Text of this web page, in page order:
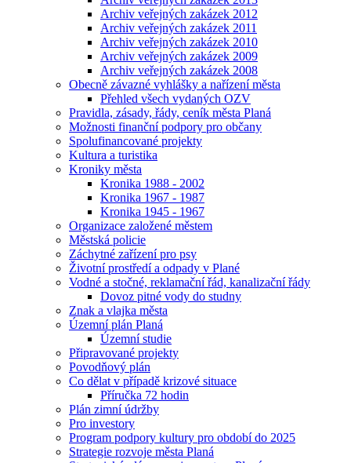
Archiv veřejných zakázek 2012
Archiv veřejných zakázek 2011
Archiv veřejných zakázek 2010
Archiv veřejných zakázek 2009
Archiv veřejných zakázek 2008
Obecně závazné vyhlášky a nařízení města
Přehled všech vydaných OZV
Pravidla, zásady, řády, ceník města Planá
Možnosti finanční podpory pro občany
Spolufinancované projekty
Kultura a turistika
Kroniky města
Kronika 1988 - 2002
Kronika 1967 - 1987
Kronika 1945 - 1967
Organizace založené městem
Městská policie
Záchytné zařízení pro psy
Životní prostředí a odpady v Plané
Vodné a stočné, reklamační řád, kanalizační řády
Dovoz pitné vody do studny
Znak a vlajka města
Územní plán Planá
Územní studie
Připravované projekty
Povodňový plán
Co dělat v případě krizové situace
Příručka 72 hodin
Plán zimní údržby
Pro investory
Program podpory kultury pro období do 2025
Strategie rozvoje města Planá